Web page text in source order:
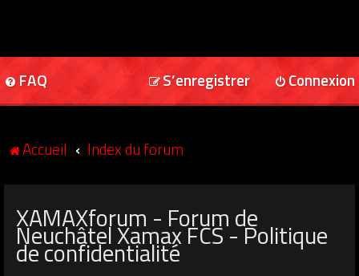
FAQ Connexion
S’enregistrer
Accueil Index du forum
XAMAXforum - Forum de
Neuchâtel Xamax FCS - Politique
de confidentialité